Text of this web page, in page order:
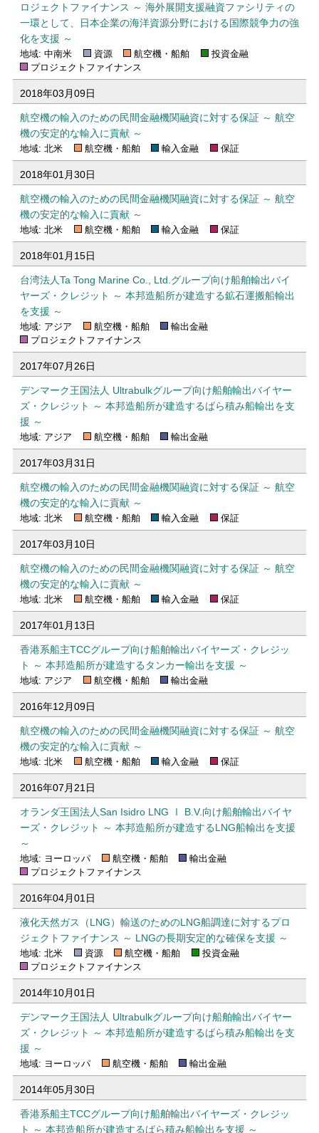
ロジェクトファイナンス ～ 海外展開支援融資ファシリティの
一環として、日本企業の海洋資源分野における国際競争力の強
化を支援 ～
地域: 中南米 資源 航空機・船舶
投資金融
プロジェクトファイナンス
2018年03月09日
航空機の輸入のための民間金融機関融資に対する保証 ～ 航空
機の安定的な輸入に貢献 ～
地域: 北米 航空機・船舶 輸入金融 保証
2018年01月30日
航空機の輸入のための民間金融機関融資に対する保証 ～ 航空
機の安定的な輸入に貢献 ～
地域: 北米 航空機・船舶 輸入金融 保証
2018年01月15日
台湾法人Ta Tong Marine Co., Ltd.グループ向け船舶輸出バイ
ヤーズ・クレジット ～ 本邦造船所が建造する鉱石運搬船輸出
を支援 ～
地域: アジア 航空機・船舶
輸出金融
プロジェクトファイナンス
2017年07月26日
デンマーク王国法人 Ultrabulkグループ向け船舶輸出バイヤー
ズ・クレジット ～ 本邦造船所が建造するばら積み船輸出を支
援 ～
地域: アジア 航空機・船舶 輸出金融
2017年03月31日
航空機の輸入のための民間金融機関融資に対する保証 ～ 航空
機の安定的な輸入に貢献 ～
地域: 北米 航空機・船舶 輸入金融 保証
2017年03月10日
航空機の輸入のための民間金融機関融資に対する保証 ～ 航空
機の安定的な輸入に貢献 ～
地域: 北米 航空機・船舶 輸入金融 保証
2017年01月13日
香港系船主TCCグループ向け船舶輸出バイヤーズ・クレジッ
ト ～ 本邦造船所が建造するタンカー輸出を支援 ～
地域: アジア 航空機・船舶 輸出金融
2016年12月09日
航空機の輸入のための民間金融機関融資に対する保証 ～ 航空
機の安定的な輸入に貢献 ～
地域: 北米 航空機・船舶 輸入金融 保証
2016年07月21日
オランダ王国法人San Isidro LNG Ⅰ B.V.向け船舶輸出バイヤ
ーズ・クレジット ～ 本邦造船所が建造するLNG船輸出を支援
～
地域: ヨーロッパ 航空機・船舶
輸出金融
プロジェクトファイナンス
2016年04月01日
液化天然ガス（LNG）輸送のためのLNG船調達に対するプロ
ジェクトファイナンス ～ LNGの長期安定的な確保を支援 ～
地域: 北米 資源 航空機・船舶
投資金融
プロジェクトファイナンス
2014年10月01日
デンマーク王国法人 Ultrabulkグループ向け船舶輸出バイヤー
ズ・クレジット ～ 本邦造船所が建造するばら積み船輸出を支
援 ～
地域: ヨーロッパ 航空機・船舶 輸出金融
2014年05月30日
香港系船主TCCグループ向け船舶輸出バイヤーズ・クレジッ
ト ～ 本邦造船所が建造するばら積み船輸出を支援 ～